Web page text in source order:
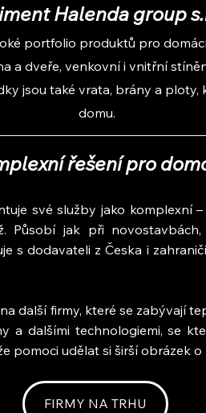
Halenda group
portfolio produktů pro
a dveře, venkovní i vnitřní
jsou také vrata, brány a
domu.
řešení pro
své služby jako komplexní
Působí jak při
s dodavateli z Česka i
další firmy, které se zabývají
a dalšími technologiemi, se
pomoci udělat si širší obrázek
FIRMY NA TRHU